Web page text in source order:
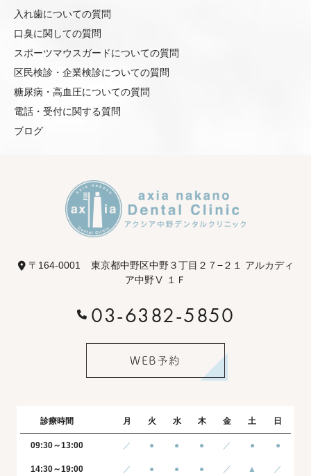
入れ歯についての質問
口臭に関しての質問
スポーツマウスガードについての質問
区民検診・企業検診についての質問
糖尿病・高血圧についての質問
電話・受付に関する質問
ブログ
〒164-0001
東京都中野区中野３丁目２７−２１ アルカディ
ア中野Ⅴ １Ｆ
03-6382-5850
WEB予約
診療時間 月 火 水 木 金 土 日
09:30～13:00 ／ ● ● ● ／ ● ●
14:30～19:00 ／ ● ● ● ／ ▲ ／